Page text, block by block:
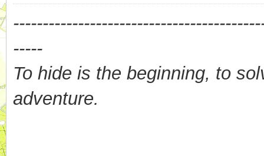
-----
To hide is the beginning, to
adventure.